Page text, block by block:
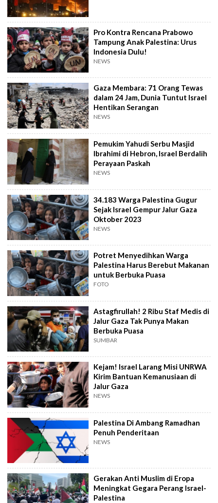
Pro Kontra Rencana Prabowo
Tampung Anak Palestina: Urus
Indonesia Dulu!
NEWS
Gaza Membara: 71 Orang Tewas
dalam 24 Jam, Dunia Tuntut Israel
Hentikan Serangan
NEWS
Pemukim Yahudi Serbu Masjid
Ibrahimi di Hebron, Israel Berdalih
Perayaan Paskah
NEWS
34.183 Warga Palestina Gugur
Sejak Israel Gempur Jalur Gaza
Oktober 2023
NEWS
Potret Menyedihkan Warga
Palestina Harus Berebut Makanan
untuk Berbuka Puasa
FOTO
Astagfirullah! 2 Ribu Staf Medis di
Jalur Gaza Tak Punya Makan
Berbuka Puasa
SUMBAR
Kejam! Israel Larang Misi UNRWA
Kirim Bantuan Kemanusiaan di
Jalur Gaza
NEWS
Palestina Di Ambang Ramadhan
Penuh Penderitaan
NEWS
Gerakan Anti Muslim di Eropa
Meningkat Gegara Perang Israel-
Palestina